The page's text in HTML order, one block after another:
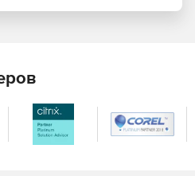
комплексных таблиц,
проектов. Проект
в иерархической
окна иерархии и работы с